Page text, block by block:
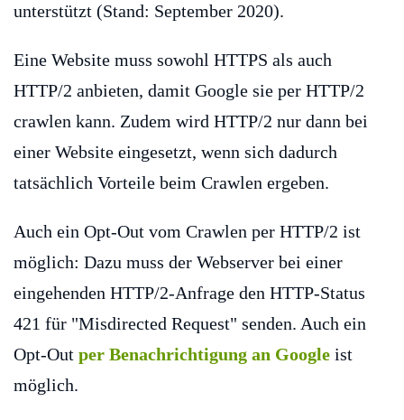
unterstützt (Stand: September 2020).
Eine Website muss sowohl HTTPS als auch
HTTP/2 anbieten, damit Google sie per HTTP/2
crawlen kann. Zudem wird HTTP/2 nur dann bei
einer Website eingesetzt, wenn sich dadurch
tatsächlich Vorteile beim Crawlen ergeben.
Auch ein Opt-Out vom Crawlen per HTTP/2 ist
möglich: Dazu muss der Webserver bei einer
eingehenden HTTP/2-Anfrage den HTTP-Status
421 für "Misdirected Request" senden. Auch ein
Opt-Out per Benachrichtigung an Google ist
möglich.